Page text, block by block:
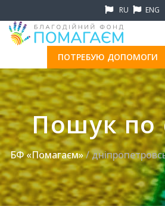
RU ENG
ПОТРЕБУЮ ДОПОМОГИ
Пошук по
БФ «Помагаєм»/